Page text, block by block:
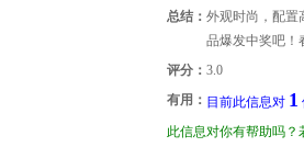
总结： 外观时尚，配置
品爆发中奖吧！
评分： 3.0
有用： 目前此信息对 1
此信息对你有帮助吗？